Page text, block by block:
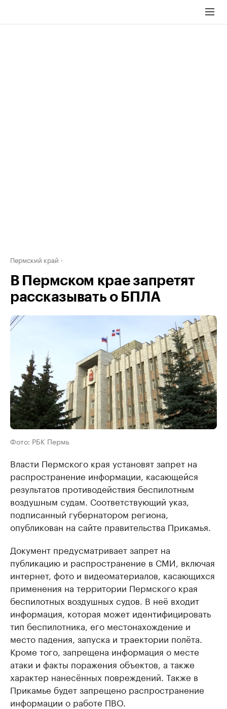
Пермский край
В Пермском крае запретят
рассказывать о БПЛА
Фото: РБК Пермь
Власти Пермского края установят запрет на
распространение информации, касающейся
результатов противодействия беспилотным
воздушным судам. Соответствующий указ,
подписанный губернатором региона,
опубликован на сайте правительства Прикамья.
Документ предусматривает запрет на
публикацию и распространение в СМИ, включая
интернет, фото и видеоматериалов, касающихся
применения на территории Пермского края
беспилотных воздушных судов. В неё входит
информация, которая может идентифицировать
тип беспилотника, его местонахождение и
место падения, запуска и траектории полёта.
Кроме того, запрещена информация о месте
атаки и факты поражения объектов, а также
характер нанесённых повреждений. Также в
Прикамье будет запрещено распространение
информации о работе ПВО.